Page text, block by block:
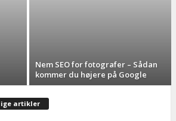
Nem SEO for fotografer – Sådan
kommer du højere på Google
artikler